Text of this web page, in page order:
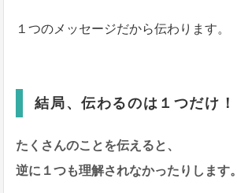
１つのメッセージだから伝わります。
結局、伝わるのは１つだけ！
たくさんのことを伝えると、
逆に１つも理解されなかったりします。